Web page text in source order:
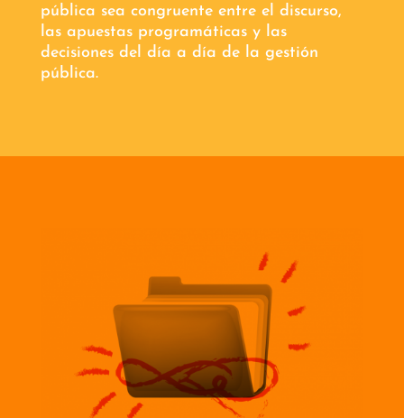
pública sea congruente entre el discurso,
las apuestas programáticas y las
decisiones del día a día de la gestión
pública.